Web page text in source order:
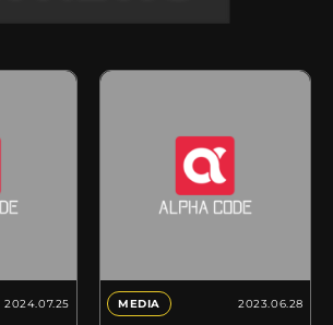
2024.07.25 MEDIA 2023.06.28